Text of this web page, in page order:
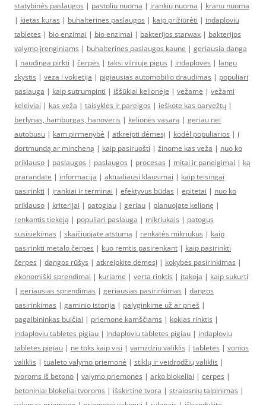
statybinės paslaugos | pastoliu nuoma | įrankių nuoma | kranu nuoma
| kietas kuras | buhalterines paslaugos | kaip prižiūrėti | indaploviu
tabletes | bio enzimai | bio enzimai | bakterijos starwax | bakterijos
valymo įrenginiams | buhalterines paslaugos kaune | geriausia danga
| naudinga pirkti | čerpės | taksi vilniuje pigus | indaploves | langu
skystis | veza i vokietija | pigiausias automobilio draudimas | populiari
paslauga | kaip sutrumpinti | iššūkiai kelionėje | vežame | vežami
keleiviai | kas veža | taisyklės ir pareigos | ieškote kas parvežtų |
berlynas, hamburgas, hanoveris | kelionės vasarą | geriau nei
autobusu | kam pirmenybė | atkreipti dėmesį | kodėl populiarios | į
dortmundą ar mincheną | kaip pasiruošti | žinome kas veža | nuo ko
priklauso | paslaugos | paslaugos | procesas | mitai ir paneigimai | ką
prarandate | informacija | aktualiausi klausimai | kaip teisingai
pasirinkti | įrankiai ir terminai | efektyvus būdas | epitetai | nuo ko
priklauso | kriterijai | patogiau | geriau | planuojate kelionę |
renkantis tiekėją | populiari paslauga | mikriukais | patogus
susisiekimas | skaičiuojate atstumą | renkatės mikriukus | kaip
pasirinkti metalo čerpes | kuo remtis pasirenkant | kaip pasirinkti
čerpes | dangos rūšys | atkreipkite dėmesį | kokybės pasirinkimas |
ekonomiški sprendimai | kuriame | verta rinktis | įtakoja | kaip sukurti
| geriausias sprendimas | geriausias pasirinkimas | dangos
pasirinkimas | gaminio istorija | palyginkime už ar prieš |
pagalbininkas buičiai | priemonė kamščiams | kokias rinktis |
indaploviu tabletes pigiau | indaploviu tabletes pigiau | indaploviu
tabletes pigiau | ne toks kaip visi | vamzdziu valiklis | tabletes | vonios
valiklis | tualeto valymo priemonė | stiklų ir veidrodžių valiklis |
tvoroms iš betono | valymo priemonės | arko blokeliai | cerpes |
betoniniai blokeliai tvoroms | išskirtinė tvora | straipsnių talpinimas |